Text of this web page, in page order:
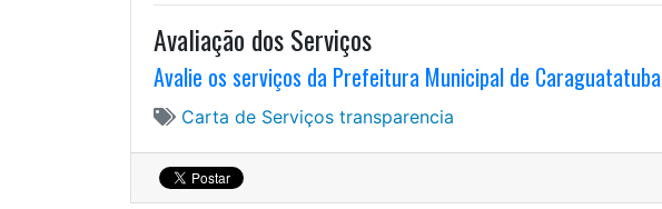
Avaliação dos Serviços
Avalie os serviços da Prefeitura Municipal de Caraguatatuba
Carta de Serviços transparencia